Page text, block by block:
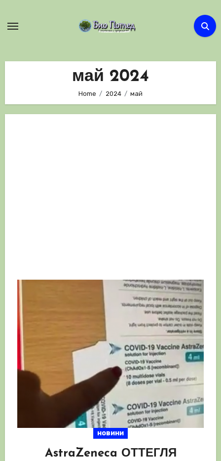
май 2024
Home 2024 май
новини
AstraZeneca ОТТЕГЛЯ